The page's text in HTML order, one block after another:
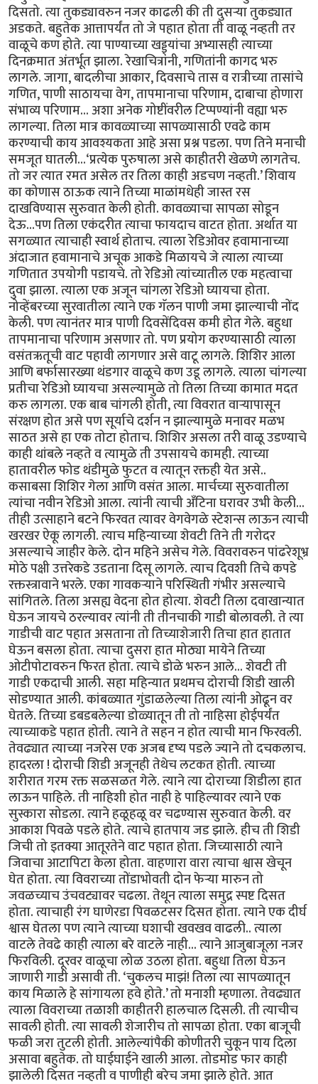
दिसतो. त्या तुकड्यावरुन नजर काढली की ती दुसर्‍या तुकड्यात
अडकते. बहुतेक आत्तापर्यंत तो जे पहात होता ती वाळू नव्हती तर
वाळूचे कण होते. त्या पाण्याच्या खड्ड्यांचा अभ्यासही त्याच्या
दिनक्रमात अंतर्भूत झाला. रेखाचित्रांनी, गणितांनी कागद भरु
लागले. जागा, बादलीचा आकार, दिवसाचे तास व रात्रीच्या तासांचे
गणित, पाणी साठायचा वेग, तापमानाचा परिणाम, दाबाचा होणारा
संभाव्य परिणाम... अशा अनेक गोष्टींवरील टिप्पण्यांनी वह्या भरु
लागल्या. तिला मात्र कावळ्याच्या सापळ्यासाठी एवढे काम
करण्याची काय आवश्यकता आहे असा प्रश्न पडला. पण तिने मनाची
समजूत घातली...‘प्रत्येक पुरुषाला असे काहीतरी खेळणे लागतेच.
तो जर त्यात रमत असेल तर तिला काही अडचण नव्हती.’ शिवाय
का कोणास ठाऊक त्याने तिच्या माळांमधेही जास्त रस
दाखविण्यास सुरुवात केली होती. कावळ्याचा सापळा सोडून
देऊ...पण तिला एकंदरीत त्याचा फायदाच वाटत होता. अर्थात या
सगळ्यात त्याचाही स्वार्थ होताच. त्याला रेडिओवर हवामानाच्या
अंदाजात हवामानाचे अचूक आकडे मिळायचे जे त्याला त्याच्या
गणितात उपयोगी पडायचे. तो रेडिओ त्यांच्यातील एक महत्वाचा
दुवा झाला. त्याला एक अजून चांगला रेडिओ घ्यायचा होता.
नोव्हेंबरच्या सुरवातीला त्याने एक गॅलन पाणी जमा झाल्याची नोंद
केली. पण त्यानंतर मात्र पाणी दिवसेंदिवस कमी होत गेले. बहुधा
तापमानाचा परिणाम असणार तो. पण प्रयोग करण्यासाठी त्याला
वसंतऋतूची वाट पहावी लागणार असे वाटू लागले. शिशिर आला
आणि बर्फासारख्या थंडगार वाळूचे कण उडू लागले. त्याला चांगल्या
प्रतीचा रेडिओ घ्यायचा असल्यामुळे तो तिला तिच्या कामात मदत
करु लागला. एक बाब चांगली होती, त्या विवरात वार्‍यापासून
संरक्षण होत असे पण सूर्याचे दर्शन न झाल्यामुळे मनावर मळभ
साठत असे हा एक तोटा होताच. शिशिर असला तरी वाळू उडण्याचे
काही थांबले नव्हते व त्यामुळे ती उपसायचे कामही. त्याच्या
हातावरील फोड थंडीमुळे फुटत व त्यातून रक्तही येत असे..
कसाबसा शिशिर गेला आणि वसंत आला. मार्चच्या सुरुवातीला
त्यांचा नवीन रेडिओ आला. त्यांनी त्याची अँटिना घरावर उभी केली...
तीही उत्साहाने बटने फिरवत त्यावर वेगवेगळे स्टेशन्स लाऊन त्याची
खरखर ऐकू लागली. त्याच महिन्याच्या शेवटी तिने ती गरोदर
असल्याचे जाहीर केले. दोन महिने असेच गेले. विवरावरुन पांढरेशूभ्र
मोठे पक्षी उत्तरेकडे उडताना दिसू लागले. त्याच दिवशी तिचे कपडे
रक्तस्त्रावाने भरले. एका गावकर्‍याने परिस्थिती गंभीर असल्याचे
सांगितले. तिला असह्य वेदना होत होत्या. शेवटी तिला दवाखान्यात
घेऊन जायचे ठरल्यावर त्यांनी ती तीनचाकी गाडी बोलावली. ते त्या
गाडीची वाट पहात असताना तो तिच्याशेजारी तिचा हात हातात
घेऊन बसला होता. त्याचा दुसरा हात मोठ्या मायेने तिच्या
ओटीपोटावरुन फिरत होता. त्याचे डोळे भरुन आले... शेवटी ती
गाडी एकदाची आली. सहा महिन्यात प्रथमच दोराची शिडी खाली
सोडण्यात आली. कांबळ्यात गुंडाळलेल्या तिला त्यांनी ओढून वर
घेतले. तिच्या डबडबलेल्या डोळ्यातून ती तो नाहिसा होईपर्यंत
त्याच्याकडे पहात होती. त्याने ते सहन न होत त्याची मान फिरवली.
तेवढ्यात त्याच्या नजरेस एक अजब दृष्य पडले ज्याने तो दचकलाच.
हादरला ! दोराची शिडी अजूनही तेथेच लटकत होती. त्याच्या
शरीरात गरम रक्त सळसळत गेले. त्याने त्या दोराच्या शिडीला हात
लाऊन पाहिले. ती नाहिशी होत नाही हे पाहिल्यावर त्याने एक
सुस्कारा सोडला. त्याने हळूहळू वर चढण्यास सुरुवात केली. वर
आकाश पिवळे पडले होते. त्याचे हातपाय जड झाले. हीच ती शिडी
जिची तो इतक्या आतूरतेने वाट पहात होता. जिच्यासाठी त्याने
जिवाचा आटापिटा केला होता. वाहणारा वारा त्याचा श्वास खेचून
घेत होता. त्या विवराच्या तोंडाभोवती दोन फेर्‍या मारुन तो
जवळच्याच उंचवट्यावर चढला. तेथून त्याला समुद्र स्पष्ट दिसत
होता. त्याचाही रंग घाणेरडा पिवळटसर दिसत होता. त्याने एक दीर्घ
श्वास घेतला पण त्याने त्याच्या घशाची खवखव वाढली.. त्याला
वाटले तेवढे काही त्याला बरे वाटले नाही... त्याने आजुबाजूला नजर
फिरविली. दूरवर वाळूचा लोळ उठला होता. बहुधा तिला घेऊन
जाणारी गाडी असावी ती. ‘चुकलच माझं! तिला त्या सापळ्यातून
काय मिळाले हे सांगायला हवे होते.’ तो मनाशी म्हणाला. तेवढ्यात
त्याला विवराच्या तळाशी काहीतरी हालचाल दिसली. ती त्याचीच
सावली होती. त्या सावली शेजारीच तो सापळा होता. एका बाजूची
फळी जरा तुटली होती. आलेल्यांपैकी कोणीतरी चुकून पाय दिला
असावा बहुतेक. तो घाईघाईने खाली आला. तोडमोड फार काही
झालेली दिसत नव्हती व पाणीही बरेच जमा झाले होते. आत